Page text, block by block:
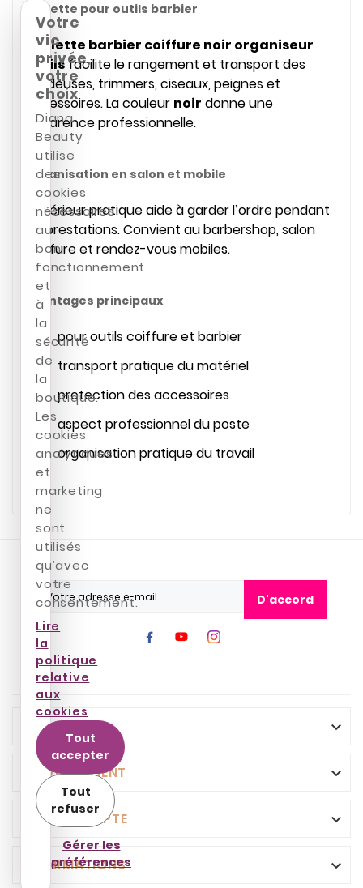
Mallette pour outils barbier
Mallette barbier coiffure noir organiseur
outilsfacilite le rangement et transport des
tondeuses, trimmers, ciseaux, peignes et
accessoires. La couleur noir donne une
apparence professionnelle.
Organisation en salon et mobile
L’intérieur pratique aide à garder l’ordre pendant
les prestations. Convient au barbershop, salon
coiffure et rendez-vous mobiles.
Avantages principaux
pour outils coiffure et barbier
transport pratique du matériel
protection des accessoires
aspect professionnel du poste
organisation pratique du travail
D'accord
INFO 
SERVICE CLIENT 
VOTRE COMPTE 
INFORMATIONS 
Votre
vie
privée,
votre
choix
Diana
Beauty
utilise
des
cookies
nécessaires
au
bon
fonctionnement
et
à
la
sécurité
de
la
boutique.
Les
cookies
analytiques
et
marketing
ne
sont
utilisés
qu’avec
votre
consentement.
Lire
la
politique
relative
aux
cookies
Tout
accepter
Tout
refuser
Gérer les
préférences